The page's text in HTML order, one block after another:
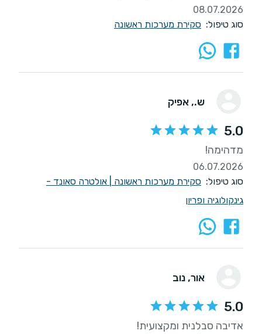
08.07.2026
סוג טיפול: סקירת מערכות ראשונה
ש., אפיק
5.0
מדהימה!
06.07.2026
סוג טיפול: סקירת מערכות ראשונה
אולטרה סאונד -
גינקולוגיה ופריון
אור, נוב
5.0